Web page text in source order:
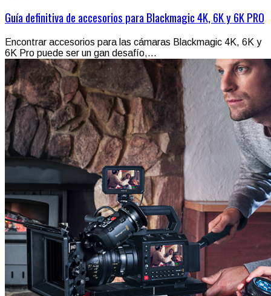
Guía definitiva de accesorios para Blackmagic 4K, 6K y 6K PRO
Encontrar accesorios para las cámaras Blackmagic 4K, 6K y
6K Pro puede ser un gan desafío,...